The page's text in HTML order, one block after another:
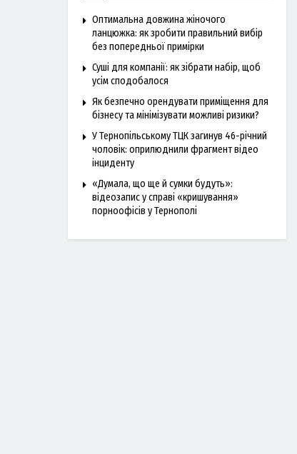
Оптимальна довжина жіночого
ланцюжка: як зробити правильний вибір
без попередньої примірки
Суші для компанії: як зібрати набір, щоб
усім сподобалося
Як безпечно орендувати приміщення для
бізнесу та мінімізувати можливі ризики?
У Тернопільському ТЦК загинув 46-річний
чоловік: оприлюднили фрагмент відео
інциденту
«Думала, що ще й сумки будуть»:
відеозапис у справі «кришування»
порноофісів у Тернополі